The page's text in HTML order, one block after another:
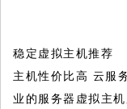
稳定虚拟主机推
主机性价比高 云服
业的服务器虚拟主